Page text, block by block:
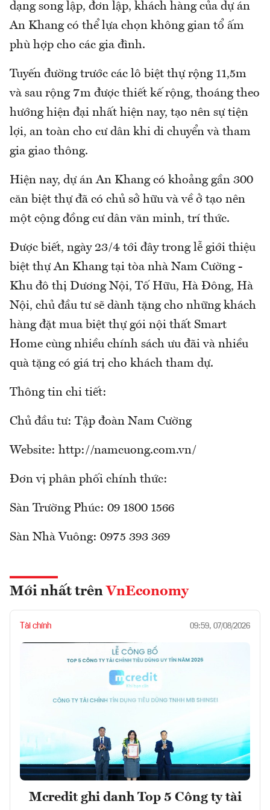
dạng song lập, đơn lập, khách hàng của dự án
An Khang có thể lựa chọn không gian tổ ấm
phù hợp cho các gia đình.
Tuyến đường trước các lô biệt thự rộng 11,5m
và sau rộng 7m được thiết kế rộng, thoáng theo
hướng hiện đại nhất hiện nay, tạo nên sự tiện
lợi, an toàn cho cư dân khi di chuyển và tham
gia giao thông.
Hiện nay, dự án An Khang có khoảng gần 300
căn biệt thự đã có chủ sở hữu và về ở tạo nên
một cộng đồng cư dân văn minh, trí thức.
Được biết, ngày 23/4 tới đây trong lễ giới thiệu
biệt thự An Khang tại tòa nhà Nam Cường -
Khu đô thị Dương Nội, Tố Hữu, Hà Đông, Hà
Nội, chủ đầu tư sẽ dành tặng cho những khách
hàng đặt mua biệt thự gói nội thất Smart
Home cùng nhiều chính sách ưu đãi và nhiều
quà tặng có giá trị cho khách tham dự.
Thông tin chi tiết:
Chủ đầu tư: Tập đoàn Nam Cường
Website: http://namcuong.com.vn/
Đơn vị phân phối chính thức:
Sàn Trường Phúc: 09 1800 1566
Sàn Nhà Vuông: 0975 393 369
Mới nhất trên VnEconomy
Tài chính 09:59, 07/08/2026
Mcredit ghi danh Top 5 Công ty tài